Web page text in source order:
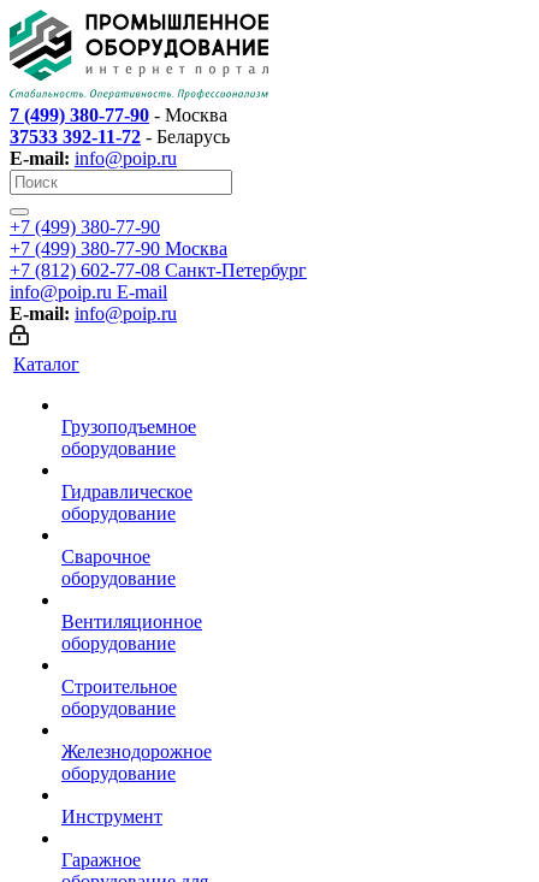
7 (499) 380-77-90 - Москва
37533 392-11-72 - Беларусь
E-mail: info@poip.ru
+7 (499) 380-77-90
+7 (499) 380-77-90 Москва
+7 (812) 602-77-08 Санкт-Петербург
info@poip.ru E-mail
E-mail: info@poip.ru
Каталог
Грузоподъемное
оборудование
Гидравлическое
оборудование
Сварочное
оборудование
Вентиляционное
оборудование
Строительное
оборудование
Железнодорожное
оборудование
Инструмент
Гаражное